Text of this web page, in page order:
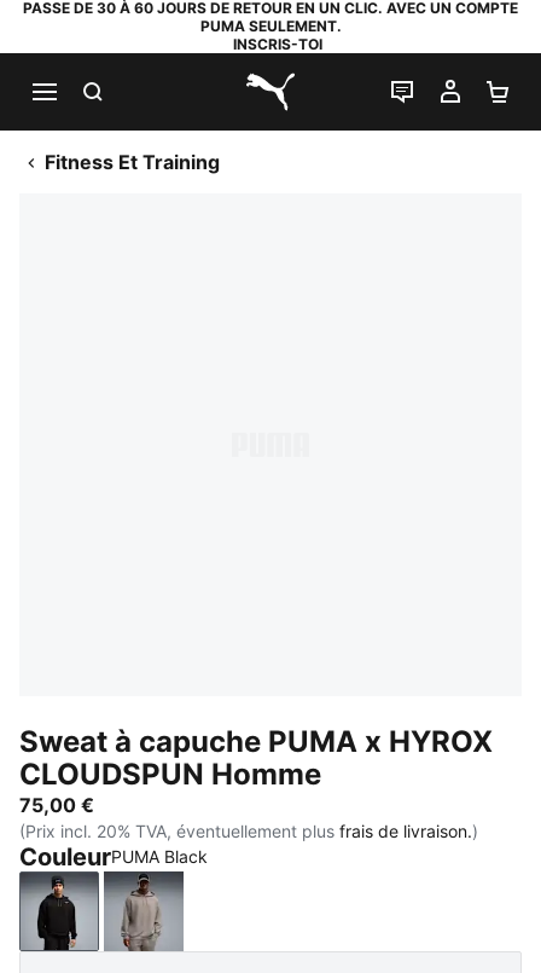
PASSE DE 30 À 60 JOURS DE RETOUR EN UN CLIC. AVEC UN COMPTE
PUMA SEULEMENT.
INSCRIS-TOI
PUMA.com
LIVE CHAT
MON
Fitness Et Training
Sweat à capuche PUMA x HYROX
CLOUDSPUN Homme
75,00 €
(Prix incl. 20% TVA, éventuellement plus frais de livraison.)
CouleurPUMA Black
PUMA BlackMouse Gray